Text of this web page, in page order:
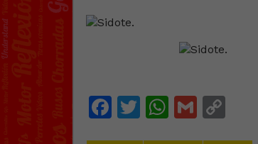
Facebook
TwitterGmail